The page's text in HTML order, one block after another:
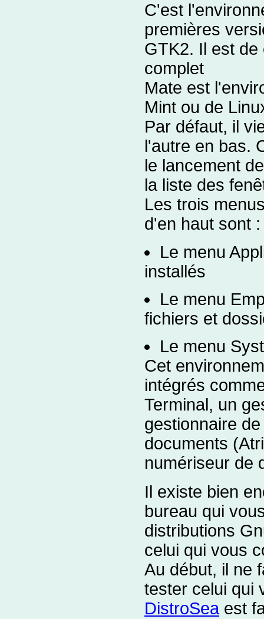
C'est
premières
GTK2. Il est
complet
Mate est
Mint ou de
Par défaut, il
l'autre en bas.
le lancement
la liste des
Les trois
d'en haut sont :
Le menu
installés
Le menu
fichiers et
Le menu
Cet
intégrés
Terminal, un
gestionnaire
documents
numériseur de
Il existe bien
bureau qui
distributions
celui qui vous
Au début, il ne
tester celui qui
DistroSeaest